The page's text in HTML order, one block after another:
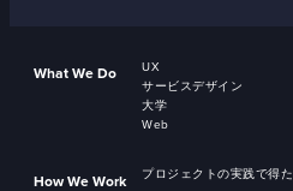
What We Do UX
サービスデザイン
大学
Web
How We Work プロジェクトの実践で得